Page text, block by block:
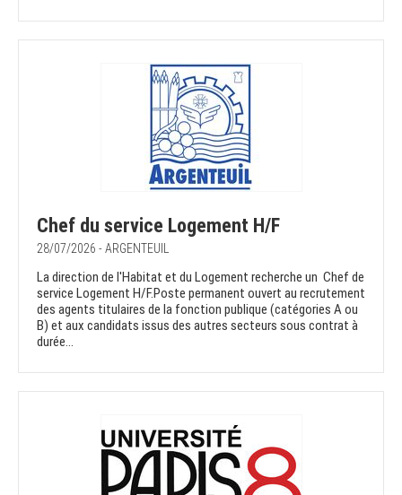
Chef du service Logement H/F
28/07/2026 - ARGENTEUIL
La direction de l'Habitat et du Logement recherche un Chef de
service Logement H/F.Poste permanent ouvert au recrutement
des agents titulaires de la fonction publique (catégories A ou
B) et aux candidats issus des autres secteurs sous contrat à
durée...